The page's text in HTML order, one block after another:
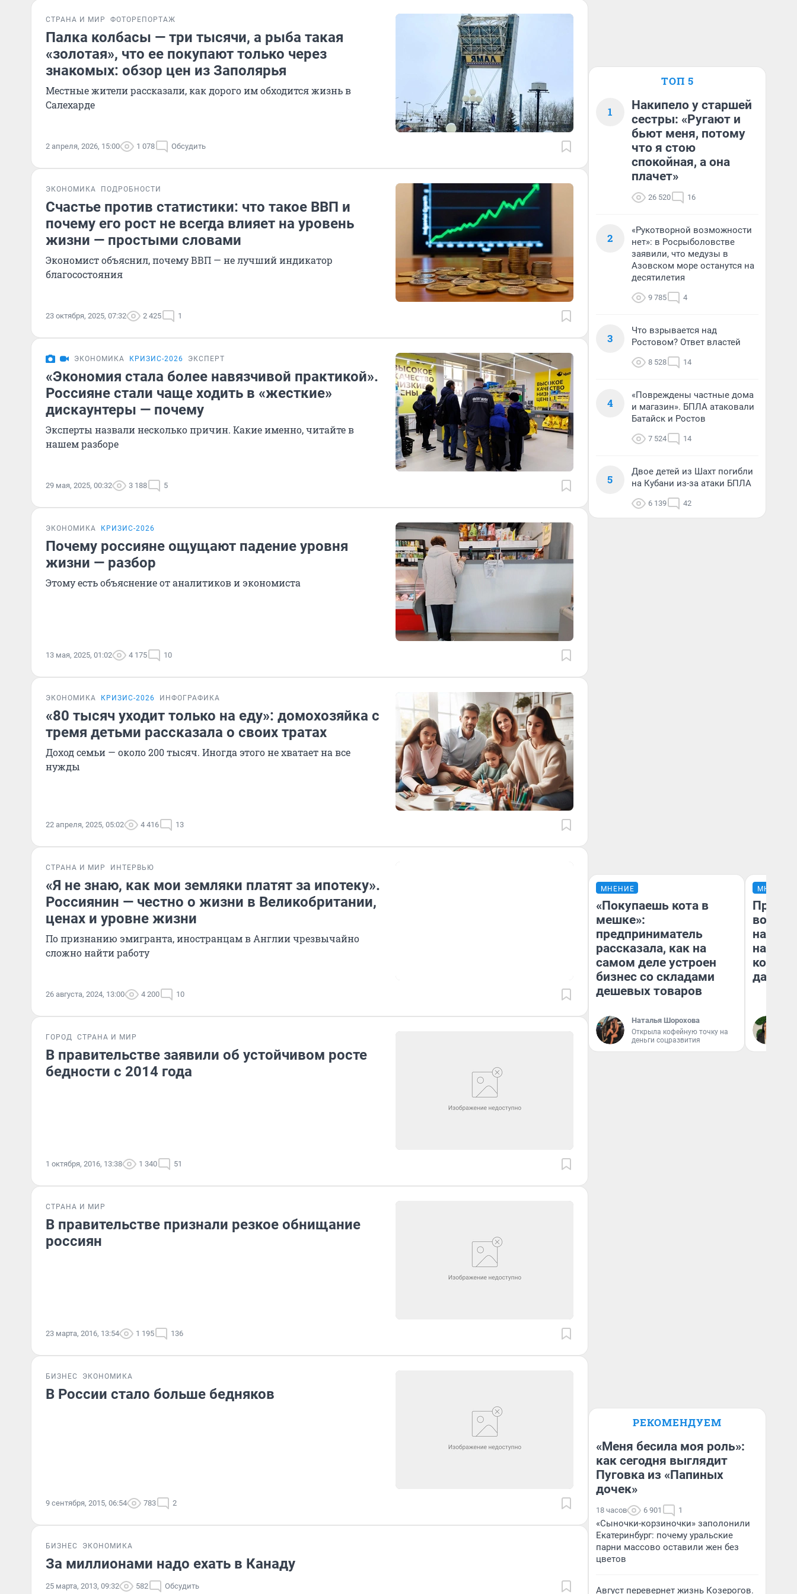
СТРАНА И МИР ФОТОРЕПОРТАЖ
Палка колбасы — три тысячи, а рыба такая
«золотая», что ее покупают только через
знакомых: обзор цен из Заполярья
Местные жители рассказали, как дорого им обходится жизнь в
Салехарде
2 апреля, 2026, 15:00 1 078 Обсудить
ЭКОНОМИКА ПОДРОБНОСТИ
Счастье против статистики: что такое ВВП и
почему его рост не всегда влияет на уровень
жизни — простыми словами
Экономист объяснил, почему ВВП — не лучший индикатор
благосостояния
23 октября, 2025, 07:32 2 425 1
ЭКОНОМИКА КРИЗИС-2026 ЭКСПЕРТ
«Экономия стала более навязчивой практикой».
Россияне стали чаще ходить в «жесткие»
дискаунтеры — почему
Эксперты назвали несколько причин. Какие именно, читайте в
нашем разборе
29 мая, 2025, 00:32 3 188 5
ЭКОНОМИКА КРИЗИС-2026
Почему россияне ощущают падение уровня
жизни — разбор
Этому есть объяснение от аналитиков и экономиста
13 мая, 2025, 01:02 4 175 10
ЭКОНОМИКА КРИЗИС-2026 ИНФОГРАФИКА
«80 тысяч уходит только на еду»: домохозяйка с
тремя детьми рассказала о своих тратах
Доход семьи — около 200 тысяч. Иногда этого не хватает на все
нужды
22 апреля, 2025, 05:02 4 416 13
СТРАНА И МИР ИНТЕРВЬЮ
«Я не знаю, как мои земляки платят за ипотеку».
Россиянин — честно о жизни в Великобритании,
ценах и уровне жизни
По признанию эмигранта, иностранцам в Англии чрезвычайно
сложно найти работу
26 августа, 2024, 13:00 4 200 10
ГОРОД СТРАНА И МИР
В правительстве заявили об устойчивом росте
бедности с 2014 года
1 октября, 2016, 13:38 1 340 51
СТРАНА И МИР
В правительстве признали резкое обнищание
россиян
23 марта, 2016, 13:54 1 195 136
БИЗНЕС ЭКОНОМИКА
В России стало больше бедняков
9 сентября, 2015, 06:54 783 2
БИЗНЕС ЭКОНОМИКА
За миллионами надо ехать в Канаду
25 марта, 2013, 09:32 582 Обсудить
ТОП 5
1
Накипело у старшей
сестры: «Ругают и
бьют меня, потому
что я стою
спокойная, а она
плачет»
26 520 16
2
«Рукотворной возможности
нет»: в Росрыболовстве
заявили, что медузы в
Азовском море останутся на
десятилетия
9 785 4
3
Что взрывается над
Ростовом? Ответ властей
8 528 14
4
«Повреждены частные дома
и магазин». БПЛА атаковали
Батайск и Ростов
7 524 14
5
Двое детей из Шахт погибли
на Кубани из-за атаки БПЛА
6 139 42
МНЕНИЕ
«Покупаешь кота в
мешке»:
предприниматель
рассказала, как на
самом деле устроен
бизнес со складами
дешевых товаров
Наталья Шорохова
Открыла кофейную точку на
деньги соцразвития
МНЕНИЕ
нам
даже
РЕКОМЕНДУЕМ
«Меня бесила моя роль»:
как сегодня выглядит
Пуговка из «Папиных
дочек»
18 часов 6 901 1
«Сыночки-корзиночки» заполонили
Екатеринбург: почему уральские
парни массово оставили жен без
цветов
Август перевернет жизнь Козерогов.